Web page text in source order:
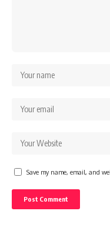
Save my name, email, and